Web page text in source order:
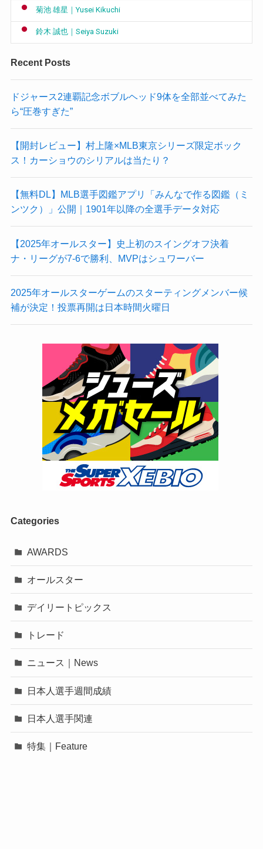
菊池 雄星｜Yusei Kikuchi
鈴木 誠也｜Seiya Suzuki
Recent Posts
ドジャース2連覇記念ボブルヘッド9体を全部並べてみた
ら“圧巻すぎた”
【開封レビュー】村上隆×MLB東京シリーズ限定ボック
ス！カーショウのシリアルは当たり？
【無料DL】MLB選手図鑑アプリ「みんなで作る図鑑（ミ
ンツク）」公開｜1901年以降の全選手データ対応
【2025年オールスター】史上初のスイングオフ決着
ナ・リーグが7-6で勝利、MVPはシュワーバー
2025年オールスターゲームのスターティングメンバー候
補が決定！投票再開は日本時間火曜日
Categories
AWARDS
オールスター
デイリートピックス
トレード
ニュース｜News
日本人選手週間成績
日本人選手関連
特集｜Feature